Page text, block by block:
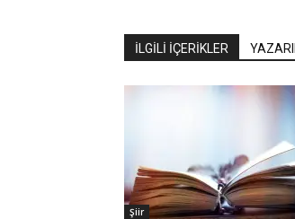
İLGİLİ İÇERİKLER
Şiir